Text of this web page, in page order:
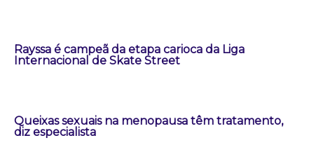
Rayssa é campeã da etapa carioca da Liga
Internacional de Skate Street
Queixas sexuais na menopausa têm tratamento,
diz especialista